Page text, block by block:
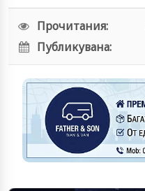
Прочитания:
Публикувана: